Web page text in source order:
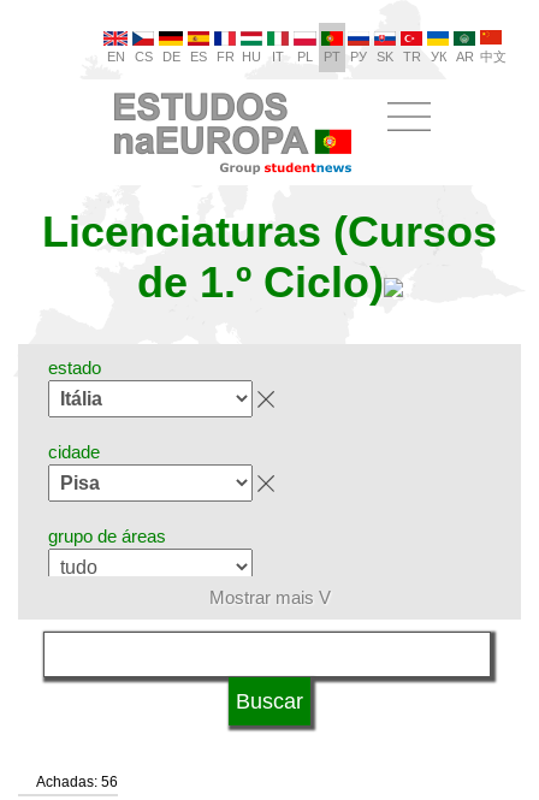
EN CS DE ES FR HU IT PL PT РУ SK TR УК AR 中文
Licenciaturas (Cursos
de 1.º Ciclo)
estado
cidade
grupo de áreas
língua
status de universidade
Mostrar mais V
Achadas: 56